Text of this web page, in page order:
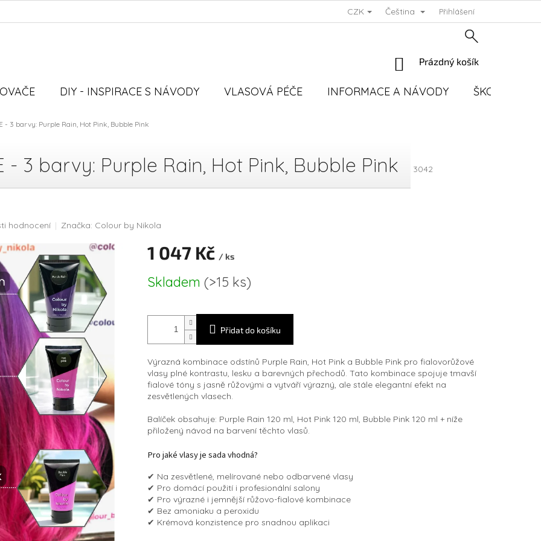
CZK Čeština Přihlášení
NÁKUPNÍ
Prázdný košík
DIY - INSPIRACE S NÁVODY VLASOVÁ PÉČE INFORMACE A NÁVODY ŠKOLENÍ
- 3 barvy: Purple Rain, Hot Pink, Bubble Pink
- 3 barvy: Purple Rain, Hot Pink, Bubble Pink 3042
hodnocení Značka: Colour by Nikola
1 047 Kč / ks
cena:
Skladem (>15 ks)
Přidat do košíku
Výrazná kombinace odstínů Purple Rain, Hot Pink a Bubble Pink pro fialovorůžové
vlasy plné kontrastu, lesku a barevných přechodů. Tato kombinace spojuje tmavší
fialové tóny s jasně růžovými a vytváří výrazný, ale stále elegantní efekt na
zesvětlených vlasech.
Balíček obsahuje: Purple Rain 120 ml, Hot Pink 120 ml, Bubble Pink 120 ml + níže
přiložený návod na barvení těchto vlasů.
Pro jaké vlasy je sada vhodná?
✔ Na zesvětlené, melírované nebo odbarvené vlasy
✔ Pro domácí použití i profesionální salony
✔ Pro výrazné i jemnější růžovo-fialové kombinace
✔ Bez amoniaku a peroxidu
✔ Krémová konzistence pro snadnou aplikaci